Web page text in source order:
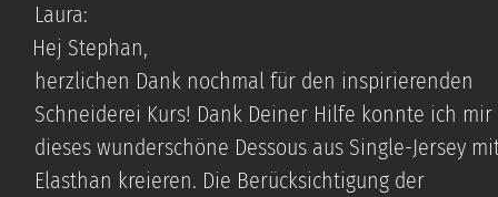
Laura:
Hej Stephan,
herzlichen Dank nochmal für den inspirierenden
Schneiderei Kurs! Dank Deiner Hilfe konnte ich mir
dieses wunderschöne Dessous aus Single-Jersey
Elasthan kreieren. Die Berücksichtigung der